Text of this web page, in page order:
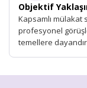
Objektif
Kapsamlı mülakat
profesyonel
temellere